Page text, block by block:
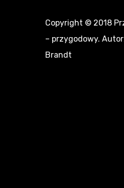
Copyright © 2018
– przygodowy.
Brandt